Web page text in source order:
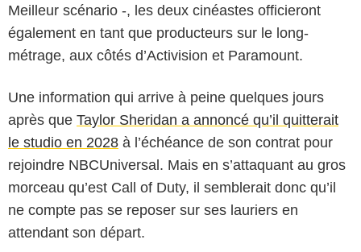
Meilleur scénario -, les deux cinéastes officieront
également en tant que producteurs sur le long-
métrage, aux côtés d’Activision et Paramount.
Une information qui arrive à peine quelques jours
après que Taylor Sheridan a annoncé qu’il quitterait
le studio en 2028 à l’échéance de son contrat pour
rejoindre NBCUniversal. Mais en s’attaquant au gros
morceau qu’est Call of Duty, il semblerait donc qu’il
ne compte pas se reposer sur ses lauriers en
attendant son départ.